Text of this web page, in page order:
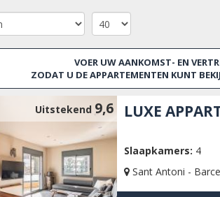
VOER UW AANKOMST- EN
ZODAT U DE APPARTEMENTEN KUNT
Uitstekend 9,6 LUXE
Slaapkamers: 4
Sant Antoni -